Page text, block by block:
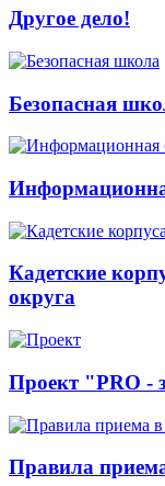
Другое дело!
Безопасная
Кадетские
округа
Проект "PRO -
Правила